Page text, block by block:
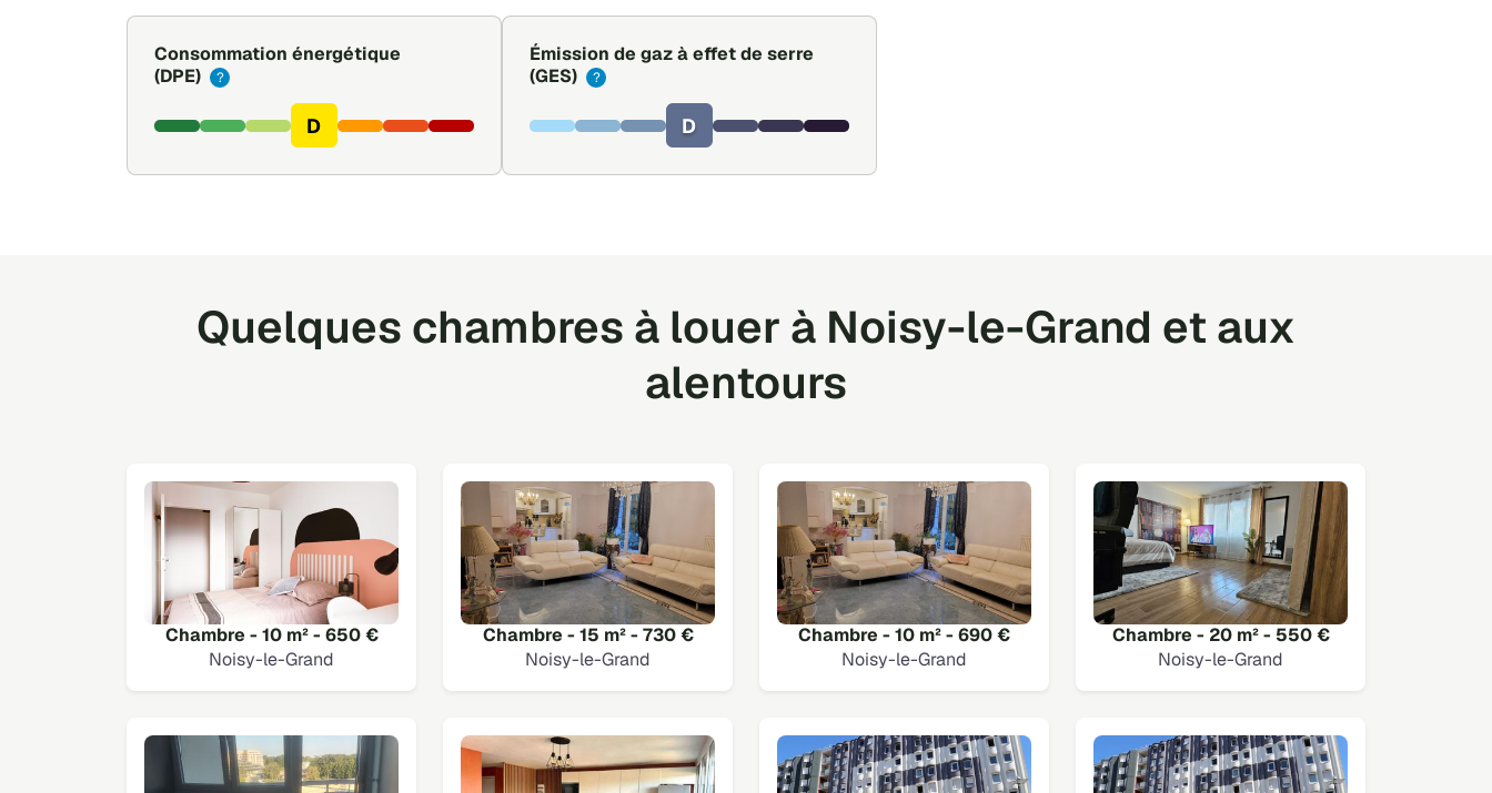
Consommation énergétique
(DPE)
?
D
Émission de gaz à effet de serre
(GES)
?
D
Quelques chambres à louer à Noisy-le-Grand et aux
alentours
Chambre - 10 m² - 650 €
Noisy-le-Grand
Chambre - 15 m² - 730 €
Noisy-le-Grand
Chambre - 10 m² - 690 €
Noisy-le-Grand
Chambre - 20 m² - 550 €
Noisy-le-Grand